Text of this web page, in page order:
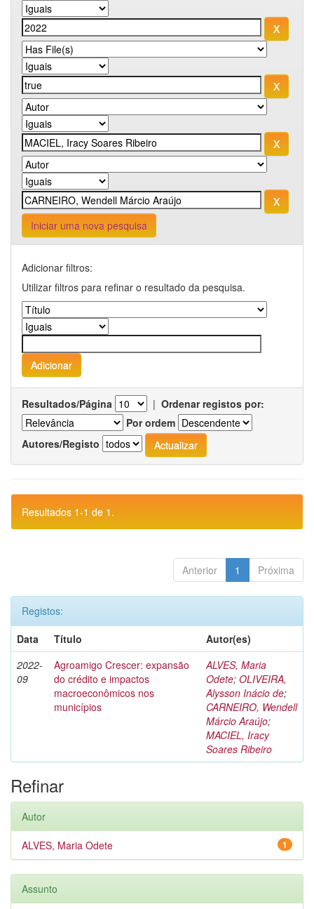
Iniciar uma nova pesquisa
Adicionar filtros:
Utilizar filtros para refinar o resultado da pesquisa.
Resultados/Página | Ordenar registos por:
Por ordem
Autores/Registo
Resultados 1-1 de 1.
Anterior 1 Próxima
Registos:
Data
Título
Autor(es)
2022-
09
Agroamigo Crescer: expansão
do crédito e impactos
macroeconômicos nos
municípios
ALVES, Maria
Odete; OLIVEIRA,
Alysson Inácio de;
CARNEIRO, Wendell
Márcio Araújo;
MACIEL, Iracy
Soares Ribeiro
Refinar
Autor
1
ALVES, Maria Odete
Assunto